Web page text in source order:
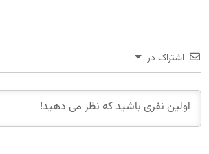
اشتراک در